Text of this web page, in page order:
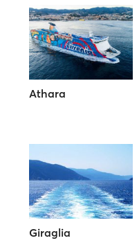
Athara
Giraglia